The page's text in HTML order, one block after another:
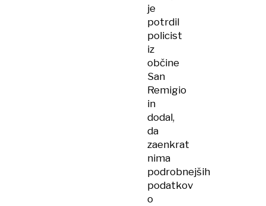
je
potrdil
policist
iz
občine
San
Remigio
in
dodal,
da
zaenkrat
nima
podrobnejših
podatkov
o